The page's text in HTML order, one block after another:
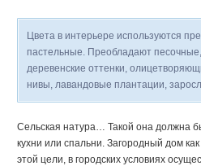
Цвета в интерьере используются
пастельные. Преобладают
деревенские оттенки,
нивы, лавандовые плантации,
Сельская натура… Такой она должна
кухни или спальни. Загородный дом
этой цели, в городских условиях